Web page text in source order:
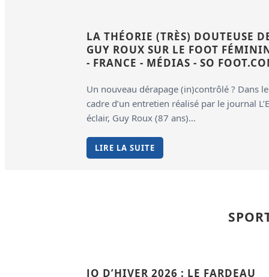
LA THÉORIE (TRÈS) DOUTEUSE
GUY ROUX SUR LE FOOT
- FRANCE - MÉDIAS - SO
Un nouveau dérapage (in)contrôlé ? Dans le
cadre d’un entretien réalisé par le journal
éclair, Guy Roux (87 ans)…
LIRE LA SUITE
JO D’HIVER 2026 : LE FARDEAU